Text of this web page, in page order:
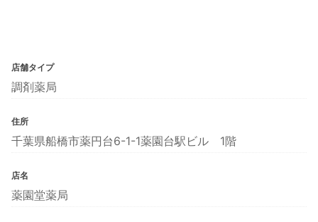
店舗タイプ
調剤薬局
住所
千葉県船橋市薬円台6-1-1薬園台駅ビル 1階
店名
薬園堂薬局